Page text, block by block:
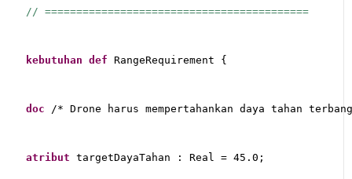
// ==========================================
kebutuhan def RangeRequirement {
doc /* Drone harus mempertahankan daya tahan
atribut targetDayaTahan : Real = 45.0;